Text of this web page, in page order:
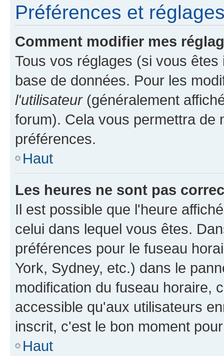
Préférences et
Comment modifier mes
Tous vos réglages (si vous
base de données. Pour les
l'utilisateur(généralement
forum). Cela vous permettra de
préférences.
Haut
Les heures ne sont pas
Il est possible que l'heure
celui dans lequel vous êtes.
préférences pour le fuseau
York, Sydney, etc.) dans le
modification du fuseau horaire,
accessible qu'aux utilisateurs
inscrit, c'est le bon moment
Haut